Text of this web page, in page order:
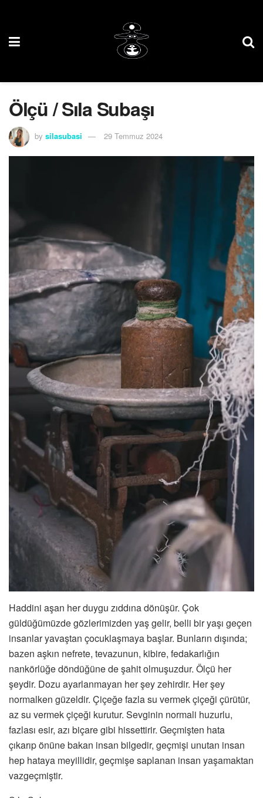
Ölçü / Sıla Subaşı
by silasubasi 29 Temmuz 2024
Haddini aşan her duygu zıddına dönüşür. Çok
güldüğümüzde gözlerimizden yaş gelir, belli bir yaşı geçen
insanlar yavaştan çocuklaşmaya başlar. Bunların dışında;
bazen aşkın nefrete, tevazunun, kibire, fedakarlığın
nankörlüğe döndüğüne de şahit olmuşuzdur. Ölçü her
şeydir. Dozu ayarlanmayan her şey zehirdir. Her şey
normalken güzeldir. Çiçeğe fazla su vermek çiçeği çürütür,
az su vermek çiçeği kurutur. Sevginin normali huzurlu,
fazlası esir, azı biçare gibi hissettirir. Geçmişten hata
çıkarıp önüne bakan insan bilgedir, geçmişi unutan insan
hep hataya meyillidir, geçmişe saplanan insan yaşamaktan
vazgeçmiştir.